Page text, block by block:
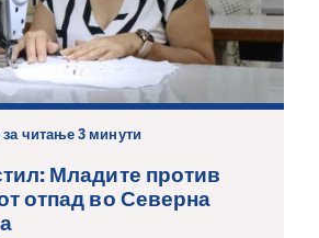
читање 3 минути
Младите против
отпад во Северна